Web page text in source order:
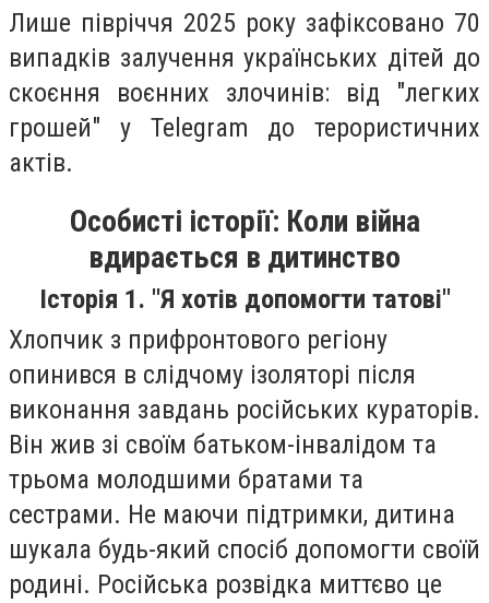
Лише півріччя 2025 року зафіксовано 70
випадків залучення українських дітей до
скоєння воєнних злочинів: від "легких
грошей" у Telegram до терористичних
актів.
Особисті історії: Коли війна
вдирається в дитинство
Історія 1. "Я хотів допомогти татові"
Хлопчик з прифронтового регіону
опинився в слідчому ізоляторі після
виконання завдань російських кураторів.
Він жив зі своїм батьком-інвалідом та
трьома молодшими братами та
сестрами. Не маючи підтримки, дитина
шукала будь-який спосіб допомогти своїй
родині. Російська розвідка миттєво це